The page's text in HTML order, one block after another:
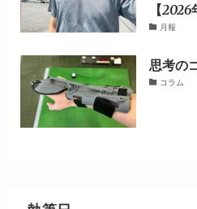
【2026
月報
思考の
コラム